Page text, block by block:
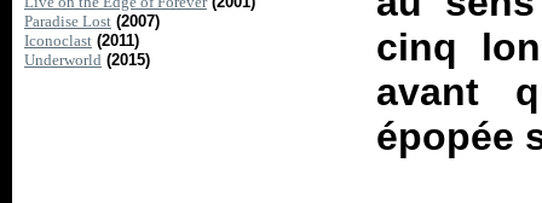
Paradise Lost (2007)
Iconoclast (2011)
Underworld (2015)
cinq
avant
épopée